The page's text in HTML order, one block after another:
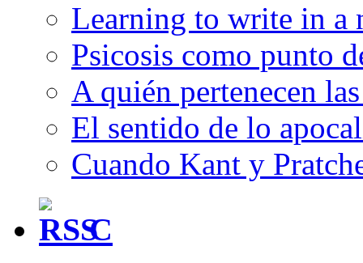
Learning to write in a
Psicosis como punto
A quién pertenecen
El sentido de lo
Cuando Kant y
C